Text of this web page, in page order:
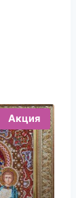
Акция